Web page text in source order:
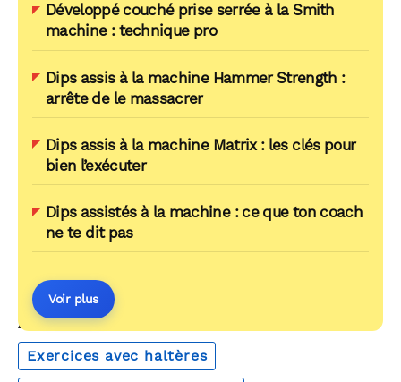
Développé couché prise serrée à la Smith
machine : technique pro
Dips assis à la machine Hammer Strength :
arrête de le massacrer
Dips assis à la machine Matrix : les clés pour
bien l’exécuter
Dips assistés à la machine : ce que ton coach
ne te dit pas
Voir plus
AUTOUR DU MÊME THÈME
Exercices avec haltères